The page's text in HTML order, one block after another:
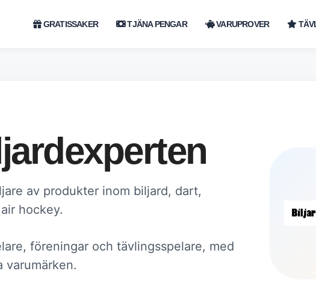
GRATISSAKER TJÄNA PENGAR VARUPROVER
av produkter inom biljard, dart,
hockey.
föreningar och tävlingsspelare, med
varumärken.